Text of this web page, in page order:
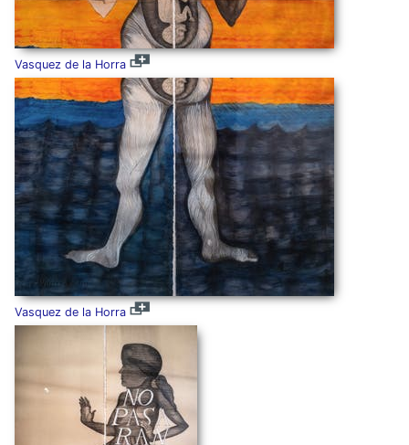
Vasquez de la Horra
Vasquez de la Horra